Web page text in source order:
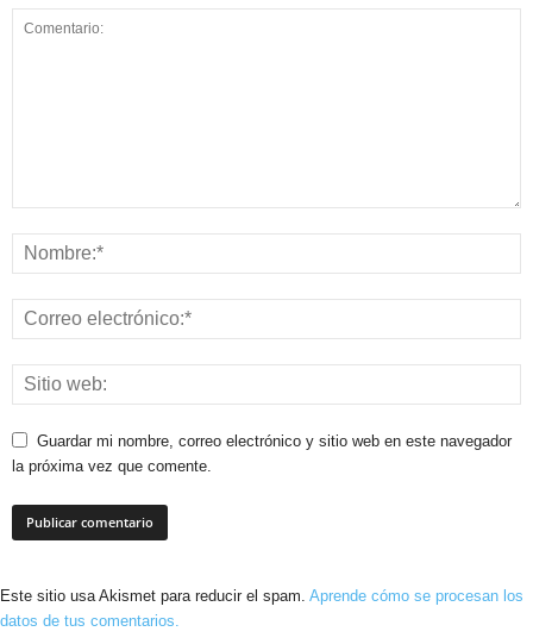
Guardar mi nombre, correo electrónico y sitio web en este navegador
la próxima vez que comente.
Este sitio usa Akismet para reducir el spam. Aprende cómo se procesan los
datos de tus comentarios.